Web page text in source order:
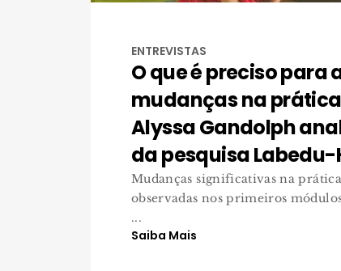
ENTREVISTAS
O que é preciso para
mudanças na
Alyssa Gandolph
da pesquisa
Mudanças significativas na
observadas nos primeiros
...
Saiba Mais